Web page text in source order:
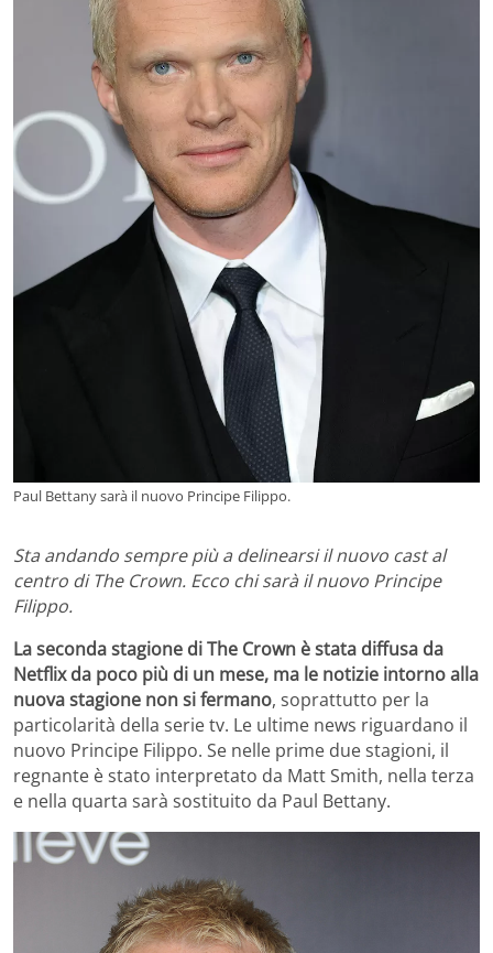
Paul Bettany sarà il nuovo Principe Filippo.
Sta andando sempre più a delinearsi il nuovo cast al
centro di The Crown. Ecco chi sarà il nuovo Principe
Filippo.
La seconda stagione di The Crown è stata diffusa da
Netflix da poco più di un mese, ma le notizie intorno alla
nuova stagione non si fermano, soprattutto per la
particolarità della serie tv. Le ultime news riguardano il
nuovo Principe Filippo. Se nelle prime due stagioni, il
regnante è stato interpretato da Matt Smith, nella terza
e nella quarta sarà sostituito da Paul Bettany.